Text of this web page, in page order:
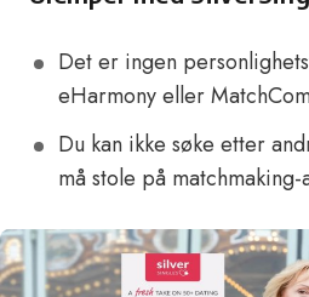
Det er ingen
eHarmony eller
Du kan ikke søke etter
må stole på